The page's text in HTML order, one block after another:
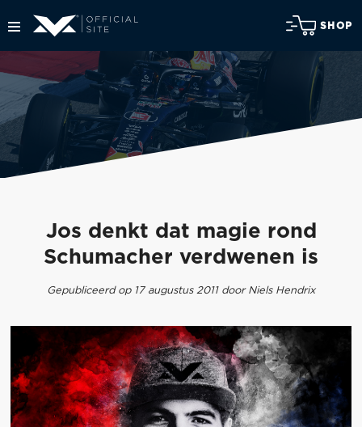
SHOP
Jos denkt dat magie rond
Schumacher verdwenen is
Gepubliceerd op 17 augustus 2011 door Niels Hendrix